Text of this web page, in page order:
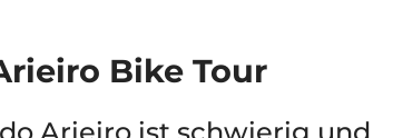
Bike Tour